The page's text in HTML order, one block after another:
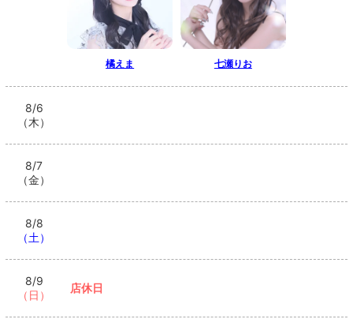
橘えま 七瀬りお
8/6
（木）
8/7
（金）
8/8
（土）
8/9
（日）
店休日